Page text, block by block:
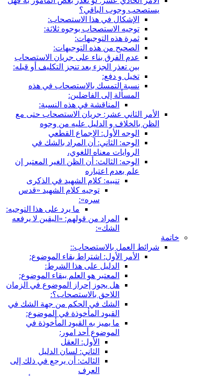
يستصحب وجوب الباقي؟
الإشكال في هذا الاستصحاب:
توجيه الاستصحاب بوجوه ثلاثة:
ثمرة هذه التوجيهات:
الصحيح من هذه التوجيهات:
عدم الفرق بناء على جريان الاستصحاب
بين تعذر الجزء بعد تنجز التكليف أو قبله:
تخيل و دفع:
نسبة التمسك بالاستصحاب في هذه
المسألة إلى الفاضلين:
المناقشة في هذه النسبة:
الأمر الثاني عشر: جريان الاستصحاب حتى مع
الظن بالخلاف و الدليل عليه من وجوه
الوجه الأول: الإجماع القطعي
الوجه: الثاني: أن المراد بالشك في
الروايات معناه اللغوي،
الوجه: الثالث: أن الظن الغير المعتبر إن
علم بعدم اعتباره
تنبيه: كلام الشهيد في الذكرى
توجيه كلام الشهيد «قدس
سره»:
ما يرد على هذا التوجيه:
المراد من قولهم: «اليقين لا يرفعه
الشك»:
خاتمة
شرائط العمل بالاستصحاب::
الأمر الأول: اشتراط بقاء الموضوع:
الدليل على هذا الشرط:
المعتبر هو العلم ببقاء الموضوع:
هل يجوز إحراز الموضوع في الزمان
اللاحق بالاستصحاب؟:
الشك في الحكم من جهة الشك في
القيود المأخوذة في الموضوع:
ما يميز به القيود المأخوذة في
الموضوع أحد امور:
الأول: العقل
الثاني: لسان الدليل
الثالث: أن يرجع في ذلك إلى
العرف